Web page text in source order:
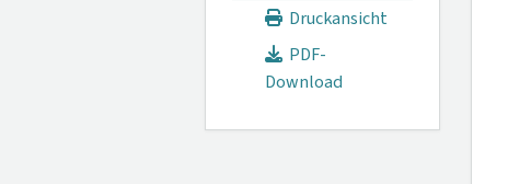
Druckansicht
PDF-
Download